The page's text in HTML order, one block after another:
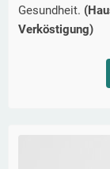
Gesundheit.
Verköstigung)